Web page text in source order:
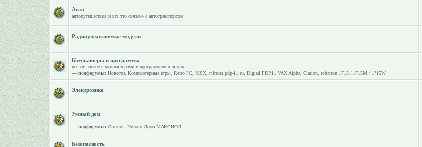
Авто
автопутешествия и все что связано с автотранспортом
Радиоуправляемые модели
Компьютеры и программы
все связанное с компьютерами и программами для них
— подфорумы: Новости, Компьютерные игры, Retro PC MSX, mirrors.pdp-11.ru, Digital PDP11 VAX Alpha, Clarion, robotron 1715 / 1715M / 1715W
Электроника
Умный дом
— подфорумы: Системы Умного Дома МАКСИОЛ
Безопасность